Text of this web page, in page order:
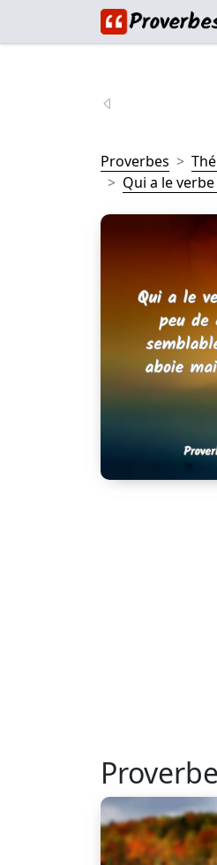
Proverbes
Qui a le